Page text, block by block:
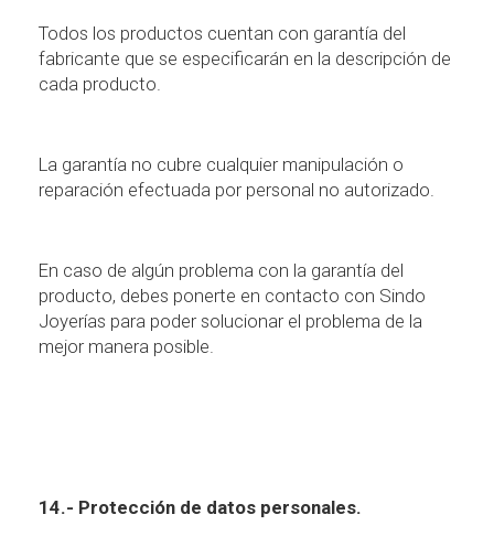
Todos los productos cuentan con garantía del
fabricante que se especificarán en la descripción de
cada producto.
La garantía no cubre cualquier manipulación o
reparación efectuada por personal no autorizado
En caso de algún problema con la garantía del
producto, debes ponerte en contacto con Sindo
Joyerías para poder solucionar el problema de la
mejor manera posible.
14.- Protección de datos personales.